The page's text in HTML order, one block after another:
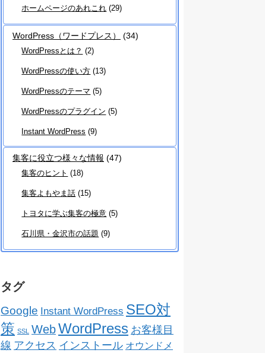
ホームページのあれこれ (29)
WordPress（ワードプレス） (34)
WordPressとは？ (2)
WordPressの使い方 (13)
WordPressのテーマ (5)
WordPressのプラグイン (5)
Instant WordPress (9)
集客に役立つ様々な情報 (47)
集客のヒント (18)
集客よもやま話 (15)
トヨタに学ぶ集客の極意 (5)
石川県・金沢市の話題 (9)
タグ
Google Instant WordPress SEO対
策 SSL WebWordPress お客様目
線 アクセス インストール オウンドメ